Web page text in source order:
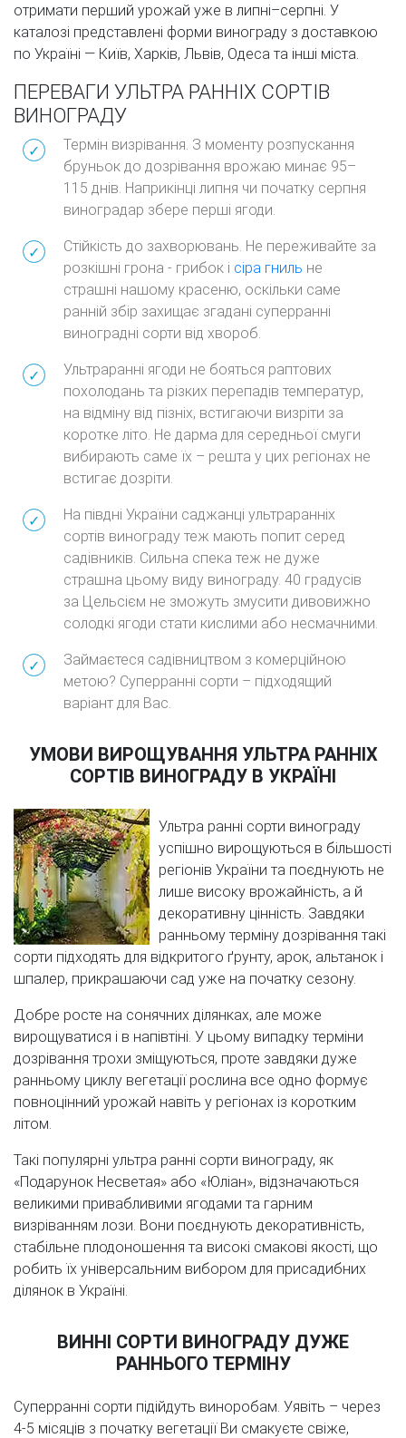
отримати перший урожай уже в липні–серпні. У
каталозі представлені форми винограду з доставкою
по Україні — Київ, Харків, Львів, Одеса та інші міста.
ПЕРЕВАГИ УЛЬТРА РАННІХ СОРТІВ
ВИНОГРАДУ
Термін визрівання. З моменту розпускання
бруньок до дозрівання врожаю минає 95–
115 днів. Наприкінці липня чи початку серпня
виноградар збере перші ягоди.
Стійкість до захворювань. Не переживайте за
розкішні грона - грибок і сіра гниль не
страшні нашому красеню, оскільки саме
ранній збір захищає згадані суперранні
виноградні сорти від хвороб.
Ультраранні ягоди не бояться раптових
похолодань та різких перепадів температур,
на відміну від пізніх, встигаючи визріти за
коротке літо. Не дарма для середньої смуги
вибирають саме їх – решта у цих регіонах не
встигає дозріти.
На півдні України саджанці ультраранніх
сортів винограду теж мають попит серед
садівників. Сильна спека теж не дуже
страшна цьому виду винограду. 40 градусів
за Цельсієм не зможуть змусити дивовижно
солодкі ягоди стати кислими або несмачними.
Займаєтеся садівництвом з комерційною
метою? Суперранні сорти – підходящий
варіант для Вас.
УМОВИ ВИРОЩУВАННЯ УЛЬТРА РАННІХ
СОРТІВ ВИНОГРАДУ В УКРАЇНІ
Ультра ранні сорти винограду
успішно вирощуються в більшості
регіонів України та поєднують не
лише високу врожайність, а й
декоративну цінність. Завдяки
ранньому терміну дозрівання такі
сорти підходять для відкритого ґрунту, арок, альтанок і
шпалер, прикрашаючи сад уже на початку сезону.
Добре росте на сонячних ділянках, але може
вирощуватися і в напівтіні. У цьому випадку терміни
дозрівання трохи зміщуються, проте завдяки дуже
ранньому циклу вегетації рослина все одно формує
повноцінний урожай навіть у регіонах із коротким
літом.
Такі популярні ультра ранні сорти винограду, як
«Подарунок Несветая» або «Юліан», відзначаються
великими привабливими ягодами та гарним
визріванням лози. Вони поєднують декоративність,
стабільне плодоношення та високі смакові якості, що
робить їх універсальним вибором для присадибних
ділянок в Україні.
ВИННІ СОРТИ ВИНОГРАДУ ДУЖЕ
РАННЬОГО ТЕРМІНУ
Суперранні сорти підійдуть виноробам. Уявіть – через
4-5 місяців з початку вегетації Ви смакуєте свіже,